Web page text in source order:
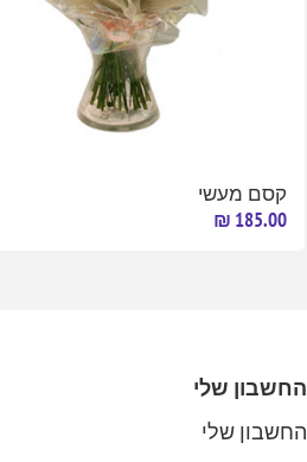
קסם מעשי
185.00 ₪
החשבון שלי
החשבון שלי